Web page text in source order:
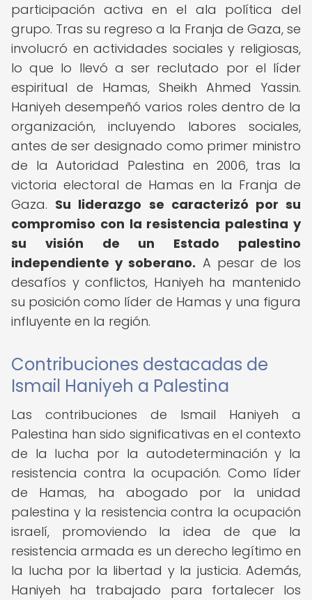
participación activa en el ala política del
grupo. Tras su regreso a la Franja de Gaza, se
involucró en actividades sociales y religiosas,
lo que lo llevó a ser reclutado por el líder
espiritual de Hamas, Sheikh Ahmed Yassin.
Haniyeh desempeñó varios roles dentro de la
organización, incluyendo labores sociales,
antes de ser designado como primer ministro
de la Autoridad Palestina en 2006, tras la
victoria electoral de Hamas en la Franja de
Gaza. Su liderazgo se caracterizó por su
compromiso con la resistencia palestina y
su visión de un Estado palestino
independiente y soberano. A pesar de los
desafíos y conflictos, Haniyeh ha mantenido
su posición como líder de Hamas y una figura
influyente en la región.
Contribuciones destacadas de
Ismail Haniyeh a Palestina
Las contribuciones de Ismail Haniyeh a
Palestina han sido significativas en el contexto
de la lucha por la autodeterminación y la
resistencia contra la ocupación. Como líder
de Hamas, ha abogado por la unidad
palestina y la resistencia contra la ocupación
israelí, promoviendo la idea de que la
resistencia armada es un derecho legítimo en
la lucha por la libertad y la justicia. Además,
Haniyeh ha trabajado para fortalecer los